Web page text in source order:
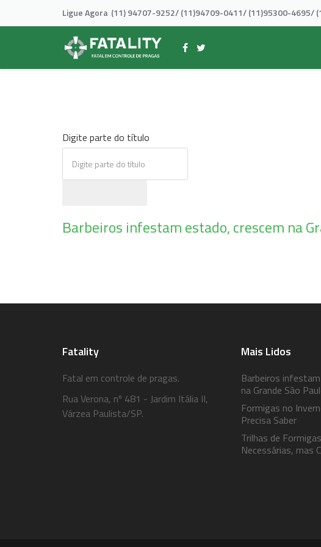
Ligue Agora (11) 94707-9252/ (11)94709-0411/ (11)95300-4695/
Digite parte do título
Barbeiros infestam estado, crescem na
Fatality
Fatal em controle de pragas.
Rua Verona, nº 481 - Jardim Itália II,
Várzea Paulista/SP.
Mais Lidos
Barbeiros
na Grande São
Formigas no
Precisa Saber
Trilhas de
Necessárias, mas